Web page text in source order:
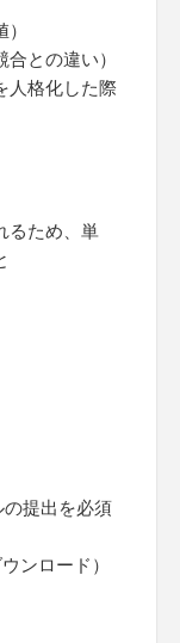
との違い）
人格化した際
るため、単
提出を必須
ンロード）